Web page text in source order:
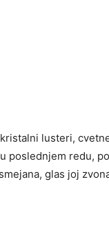
lusteri,
poslednjem redu,
glas joj